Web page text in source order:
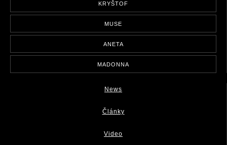
KRYŠTOF
MUSE
ANETA
MADONNA
News
Články
Video